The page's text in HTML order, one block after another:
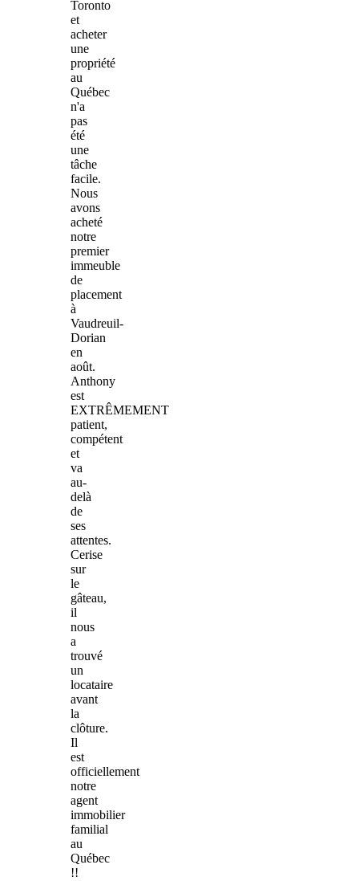
Toronto
et
acheter
une
propriété
au
Québec
n'a
pas
été
une
tâche
facile.
Nous
avons
acheté
notre
premier
immeuble
de
placement
à
Vaudreuil-
Dorian
en
août.
Anthony
est
EXTRÊMEMENT
patient,
compétent
et
va
au-
delà
de
ses
attentes.
Cerise
sur
le
gâteau,
il
nous
a
trouvé
un
locataire
avant
la
clôture.
Il
est
officiellement
notre
agent
immobilier
familial
au
Québec
!!